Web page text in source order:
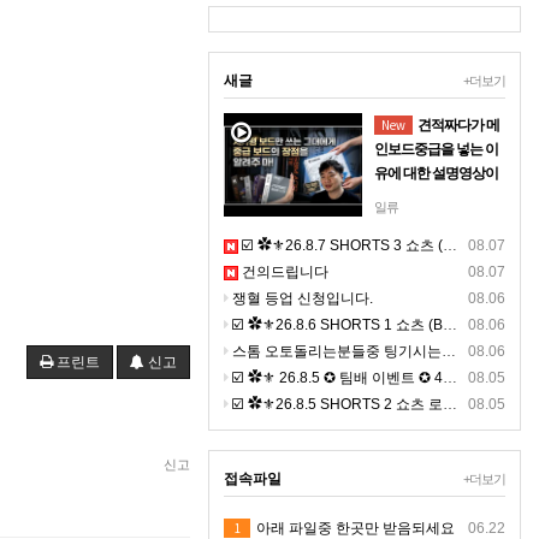
프린트 신고
신고
+더보기
새글
New
견적짜다가 메
인보드중급을 넣는 이
유에 대한 설명영상이
보드를 저가형넣으면
왜안되는지 이해되는
영상올립니다사람의
뼈대라고 생각 하시면
되기에 견적짜다 현타
와서 올려드립니다
일류
08.07
☑️ ✿⚜26.8.7 SHORTS 3 쇼츠 (BGM) ⚜✿
08.07
건의드립니다
08.06
쟁혈 등업 신청입니다.
08.06
☑️ ✿⚜26.8.6 SHORTS 1 쇼츠 (BGM) ⚜✿
08.06
스톰 오토돌리는분들중 팅기시는분있나요 ?ㅠㅠ
08.05
☑️ ✿⚜ 26.8.5 ✪ 팀배 이벤트 ✪ 4K ⚜✿
08.05
☑️ ✿⚜26.8.5 SHORTS 2 쇼츠 로드 (BGM) ⚜✿ 고화질
+더보기
접속파일
06.22
1 아래 파일중 한곳만 받음되세요